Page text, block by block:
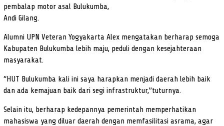
pembalap motor asal Bulukumba,
Andi Gilang.
Alumni UPN Veteran Yogyakarta Alex mengatakan berharap semoga
Kabupaten Bulukumba lebih maju, peduli dengan kesejahteraan
masyarakat.
“HUT Bulukumba kali ini saya harapkan menjadi daerah lebih baik
dan ada kemajuan baik dari segi infrastruktur,”tuturnya.
Selain itu, berharap kedepannya pemerintah memperhatikan
mahasiswa yang diluar daerah dengan memfasilitasi asrama, agar